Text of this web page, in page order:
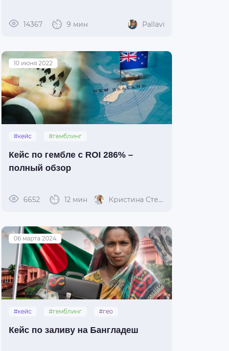
14367 9 мин Pallavi
10 июня 2022
#кейс #гемблинг
Кейс по гембле с ROI 286% –
полный обзор
6652 12 мин Кристина Степуро
06 марта 2024
#кейс #гемблинг
#гео
Кейс по заливу на Бангладеш